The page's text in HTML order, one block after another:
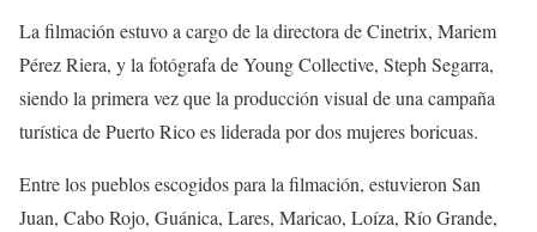
La filmación estuvo a cargo de la directora de Cinetrix, Mariem
Pérez Riera, y la fotógrafa de Young Collective, Steph Segarra,
siendo la primera vez que la producción visual de una campaña
turística de Puerto Rico es liderada por dos mujeres boricuas.
Entre los pueblos escogidos para la filmación, estuvieron San
Juan, Cabo Rojo, Guánica, Lares, Maricao, Loíza, Río Grande,